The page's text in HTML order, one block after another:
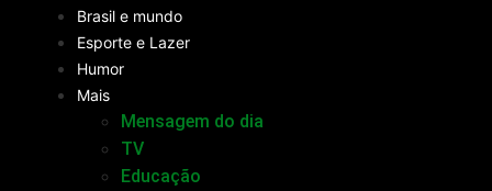
Brasil e mundo
Esporte e Lazer
Humor
Mais
Mensagem do dia
TV
Educação